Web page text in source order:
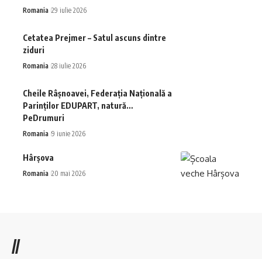
Romania 29 iulie 2026
Cetatea Prejmer – Satul ascuns dintre
ziduri
Romania 28 iulie 2026
Cheile Râșnoavei, Federația Națională a
Parinților EDUPART, natură…
PeDrumuri
Romania 9 iunie 2026
Hârșova
Romania 20 mai 2026
//